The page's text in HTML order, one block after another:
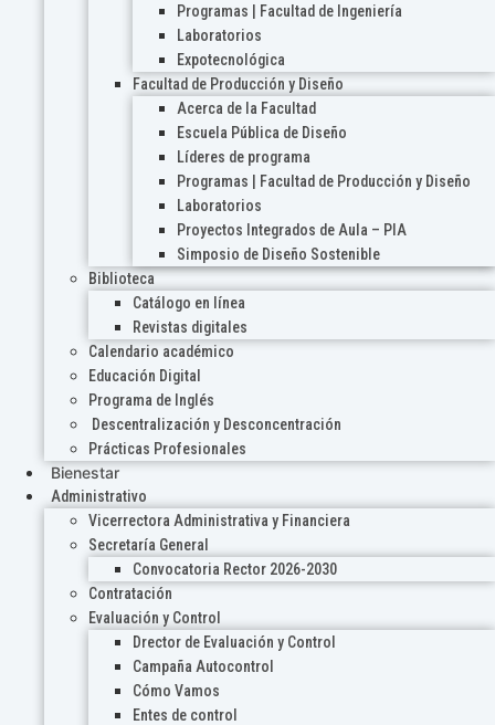
Programas | Facultad de Ingeniería
Laboratorios
Expotecnológica
Facultad de Producción y Diseño
Acerca de la Facultad
Escuela Pública de Diseño
Líderes de programa
Programas | Facultad de Producción y Diseño
Laboratorios
Proyectos Integrados de Aula – PIA
Simposio de Diseño Sostenible
Biblioteca
Catálogo en línea
Revistas digitales
Calendario académico
Educación Digital
Programa de Inglés
Descentralización y Desconcentración
Prácticas Profesionales
Bienestar
Administrativo
Vicerrectora Administrativa y Financiera
Secretaría General
Convocatoria Rector 2026-2030
Contratación
Evaluación y Control
Drector de Evaluación y Control
Campaña Autocontrol
Cómo Vamos
Entes de control